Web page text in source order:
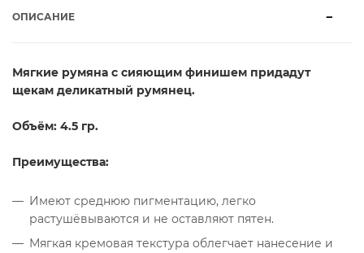
ОПИСАНИЕ
Мягкие румяна с сияющим финишем придадут
щекам деликатный румянец.
Объём: 4.5 гр.
Преимущества:
Имеют среднюю пигментацию, легко
растушёвываются и не оставляют пятен.
Мягкая кремовая текстура облегчает нанесение и